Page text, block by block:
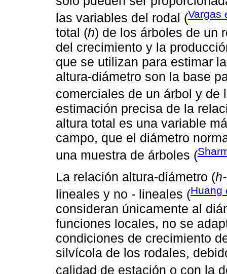
las variables del rodal (Vargas
total (h) de los árboles de un
del crecimiento y la
que se utilizan para estimar
altura-diámetro son la base
comerciales de un árbol y de
estimación precisa de la
altura total es una variable
campo, que el diámetro
una muestra de árboles (
La relación altura-diámetro (
lineales y no - lineales (Huang
consideran únicamente al
funciones locales, no se
condiciones de crecimiento
silvícola de los rodales,
calidad de estación o con la